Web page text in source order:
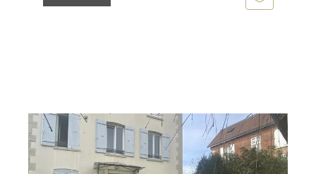
MANTES LA JOLIE 78
20,89 m
, 2 pièces